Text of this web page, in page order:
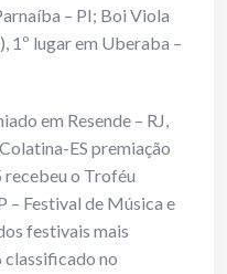
– PI; Boi Viola
1º lugar em Uberaba –
em Resende – RJ,
ES premiação
o Troféu
– Festival de Música e
festivais mais
classificado no